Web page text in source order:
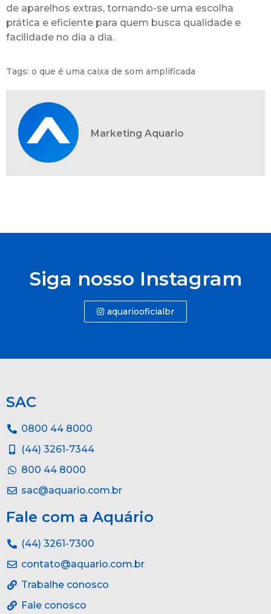
de aparelhos extras, tornando-se uma escolha
prática e eficiente para quem busca qualidade e
facilidade no dia a dia.
Tags: o que é uma caixa de som amplificada
Marketing Aquario
Siga nosso Instagram
aquariooficialbr
SAC
0800 44 8000
(44) 3261-7344
800 44 8000
sac@aquario.com.br
Fale com a Aquário
(44) 3261-7300
contato@aquario.com.br
Trabalhe conosco
Fale conosco